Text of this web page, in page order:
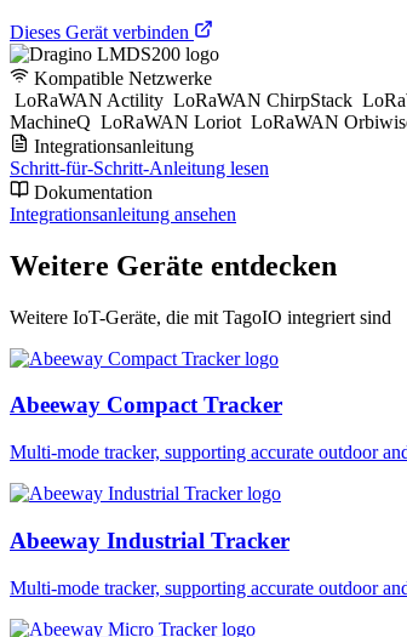
Dieses Gerät verbinden
Kompatible Netzwerke
LoRaWAN Actility LoRaWAN ChirpStack
MachineQ LoRaWAN Loriot LoRaWAN
Integrationsanleitung
Schritt-für-Schritt-Anleitung lesen
Dokumentation
Integrationsanleitung ansehen
Weitere Geräte entdecken
Weitere IoT-Geräte, die mit TagoIO integriert sind
Abeeway Compact Tracker
Multi-mode tracker, supporting accurate outdoor
Abeeway Industrial Tracker
Multi-mode tracker, supporting accurate outdoor